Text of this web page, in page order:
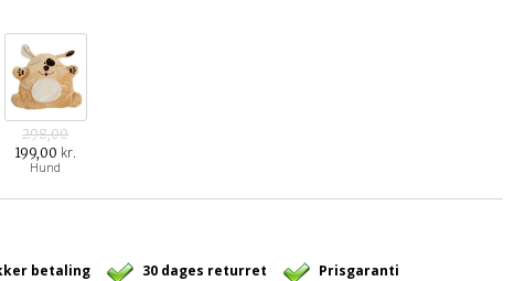
298,00
199,00 kr.
Hund
betaling 30 dages returret Prisgaranti